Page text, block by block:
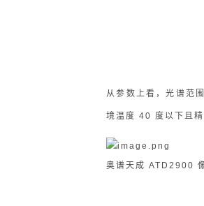
从参数上看，光谱
境温度 40 度以下且
奥谱天成 ATD2900